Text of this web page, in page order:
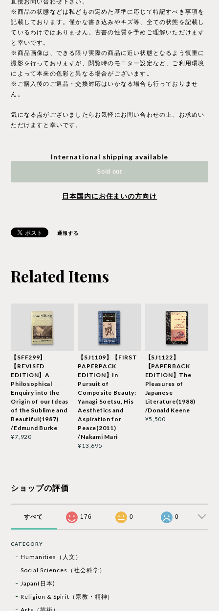
直接お問い合わせ下さい。
※商品の状態などは私どもの定めた基準に応じて特記すべき事項を
記載しております。僅かな書き込みやキズ等、全ての状態を記載し
ているわけではありません。古書の性質を予めご理解いただけます
と幸いです。
※商品画像は、できる限り実際の商品に近い状態となるよう慎重に
撮影を行っておりますが、閲覧時のモニター設定など、ご利用環境
によって本来の色彩と異なる場合がございます。
※ご購入後のご返品・交換対応はいかなる場合も行っておりませ
ん。
気になる点がございましたらお気軽にお問い合わせの上、お求めい
ただけますと幸いです。
International shipping available
Sold out
日本国内にお住まいの方向け
通報する
Related Items
【SFF299】
【REVISED
EDITION】A
Philosophical
Enquiry into the
Origin of our Ideas
of the Sublime and
Beautiful(1987)
/Edmund Burke
¥7,920
【SJ1109】【FIRST
PAPERPACK
EDITION】In
Pursuit of
Composite Beauty:
Yanagi Soetsu, His
Aesthetics and
Aspiration for
Peace(2011)
/Nakami Mari
¥13,695
【SJ1122】
【PAPERBACK
EDITION】The
Pleasures of
Japanese
Literature(1988)
/Donald Keene
¥5,500
ショップの評価
すべて 176 0 0
CATEGORY
Humanities（人文）
Social Sciences（社会科学）
Japan(日本)
Religion & Spirit（宗教・精神）